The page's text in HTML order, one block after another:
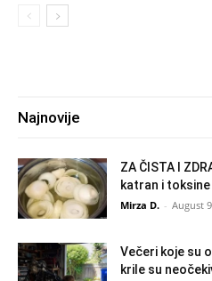
Najnovije
ZA ČISTA I
katran i
Mirza D. - August
Večeri koje su
krile su